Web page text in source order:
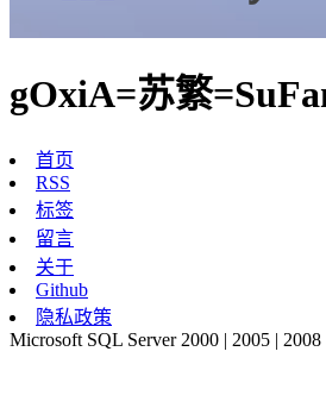
gOxiA=苏繁
首页
RSS
标签
留言
关于
Github
隐私政策
Microsoft SQL Server 2000 | 2005 | 2008